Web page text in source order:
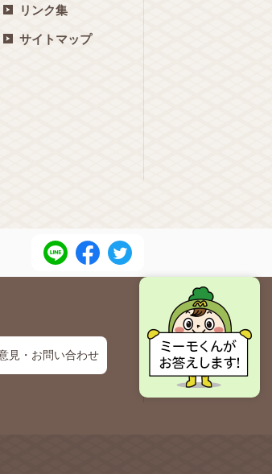
リンク集
サイトマップ
見・お問い合わせ